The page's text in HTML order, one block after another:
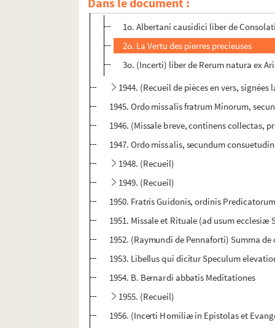
1943. (Recueil)
1o. Albertani causidici liber de
2o. La Vertu des pierres precieuses
3o. (Incerti) liber de Rerum natura ex
1944. (Recueil de pièces en vers,
1945. Ordo missalis fratrum Minorum,
1946. (Missale breve, continens collectas,
1947. Ordo missalis, secundum
1948. (Recueil)
1949. (Recueil)
1950. Fratris Guidonis, ordinis
1951. Missale et Rituale (ad usum ecclesiæ
1952. (Raymundi de Pennaforti) Summa
1953. Libellus qui dicitur Speculum
1954. B. Bernardi abbatis Meditationes
1955. (Recueil)
1956. (Incerti Homiliæ in Epistolas et